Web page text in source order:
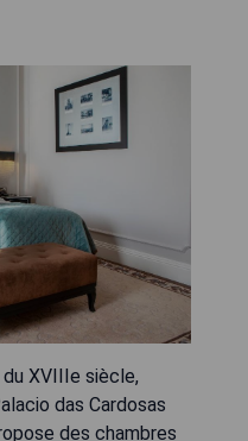
XVIIIe siècle,
das Cardosas
des chambres